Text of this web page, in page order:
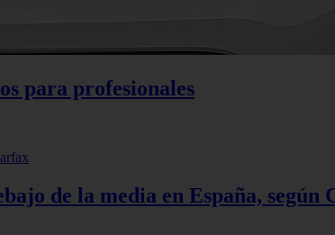
para profesionales
de la media en España, según